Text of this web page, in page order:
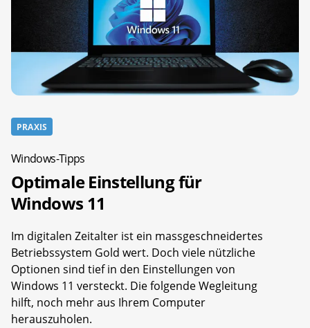
PRAXIS
Windows-Tipps
Optimale Einstellung für
Windows 11
Im digitalen Zeitalter ist ein massgeschneidertes
Betriebssystem Gold wert. Doch viele nützliche
Optionen sind tief in den Einstellungen von
Windows 11 versteckt. Die folgende Wegleitung
hilft, noch mehr aus Ihrem Computer
herauszuholen.